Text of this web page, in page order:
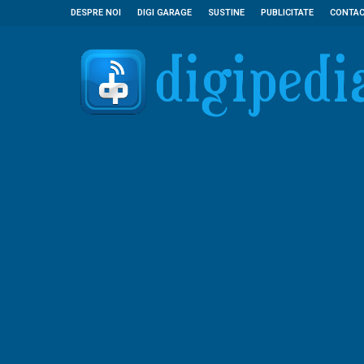
DESPRE NOI DIGI GARAGE SUSTINE PUBLICITATE